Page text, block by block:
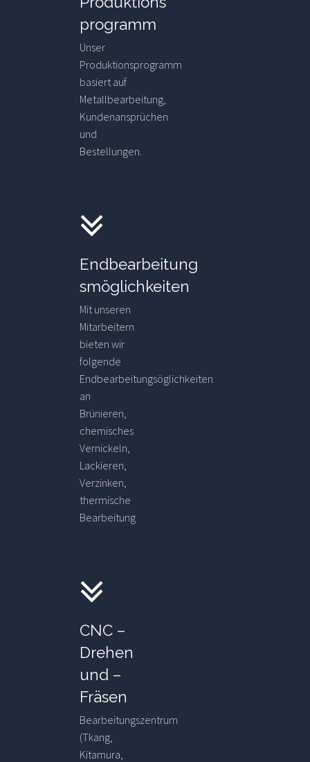
programm
Unser
Produktionsprogramm
basiert auf
Metallbearbeitung,
Kundenansprüchen
und
Bestellungen.
Endbearbeitung
smöglichkeiten
Mit unseren
Mitarbeitern
bieten wir
folgende
Endbearbeitungsöglichkeiten
an
Brünieren,
chemisches
Vernickeln,
Lackieren,
Verzinken,
thermische
Bearbeitung
CNC –
Drehen
und –
Fräsen
Bearbeitungszentrum
(Tkang,
Kitamura,